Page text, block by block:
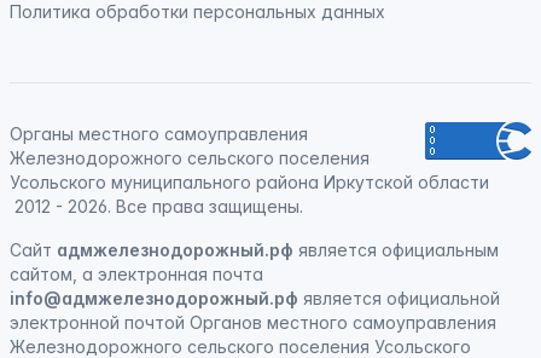
Политика обработки персональных данных
Органы местного самоуправления
Железнодорожного сельского поселения
Усольского муниципального района Иркутской области
2012 - 2026. Все права защищены.
Сайт адмжелезнодорожный.рф является официальным
сайтом, а электронная почта
info@адмжелезнодорожный.рф является официальной
электронной почтой Органов местного самоуправления
Железнодорожного сельского поселения Усольского